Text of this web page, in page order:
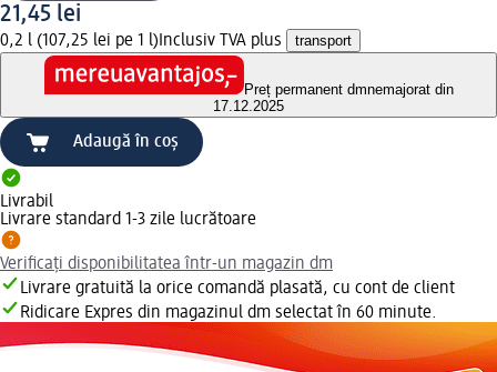
21,45 lei
0,2 l (107,25 lei pe 1 l) Inclusiv TVA plus transport
Preț permanent dmnemajorat din
17.12.2025
Adaugă în coș
Livrabil
Livrare standard 1-3 zile lucrătoare
Verificați disponibilitatea într-un magazin dm
Livrare gratuită la orice comandă plasată, cu cont de client
Ridicare Expres din magazinul dm selectat în 60 minute.